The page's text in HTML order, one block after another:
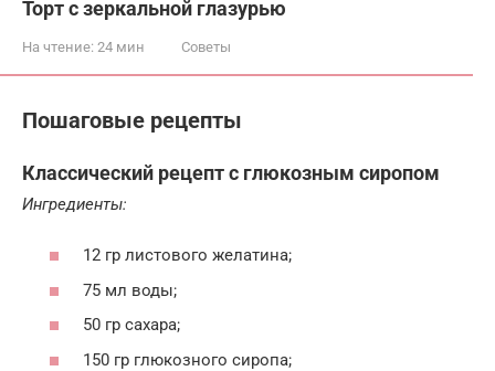
Торт с зеркальной глазурью
На чтение: 24 мин Советы
Пошаговые рецепты
Классический рецепт с глюкозным сиропом
Ингредиенты:
12 гр листового желатина;
75 мл воды;
50 гр сахара;
150 гр глюкозного сиропа;